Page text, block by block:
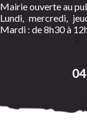
Mairie ouverte au
Lundi, mercredi,
Mardi : de 8h30 à